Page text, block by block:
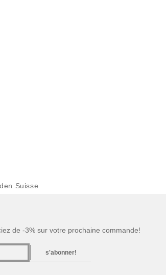
Suisse
de -3% sur votre prochaine commande!
s'abonner!